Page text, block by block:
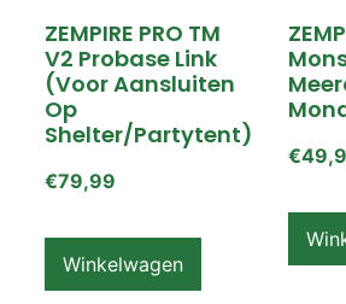
ZEMPIRE PRO TM
V2 Probase Link
(voor Aansluiten
Op
Shelter/partytent)
€79,99
Winkelwagen
€